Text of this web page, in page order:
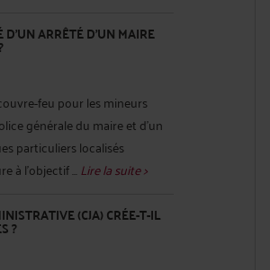
ARRÊTÉ D'UN MAIRE
feu pour les mineurs
générale du maire et d’un
particuliers localisés
à l’objectif ...Lire la suite >
(CJA) CRÉE-T-IL
?